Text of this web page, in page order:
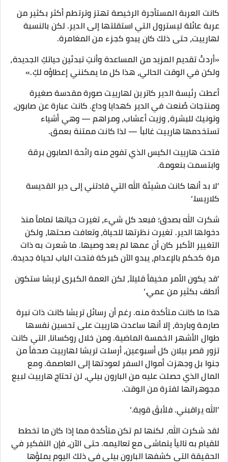
كانت العربة المستأجرة الرخيصة تهتز وترتطم أكثر بكثير من
عربة عائلة ليسترول التي استقلتها إلى الدير. لكن بالنسبة
لهارييت، حتى ذلك كان يبدو كجزء من المغامرة.
​«أردتُ تقديم المزيد من المساعدة وأنتِ تبدئين حياتكِ الجديدة،
ولكن في الوقت الحالي، هذا كل ما يمكنني إعطاؤه لكِ.»
أعطت رئيسة الدير كاترين لهارييت صورة مقدسة صغيرة
ومنتجات صُنعت في الدير كهدايا وداع. كانت عبارة عن صابون،
وتونيك للبشرة، وزيت أعشاب، ومراهم — وهي أشياء
تستخدمها هارييت غالباً — لذا كانت ممتنة بعمق.
​فتحت هارييت الكيس الذي تفوح منه رائحة الصابون برقة
وابتسمت بنعومة.
’لا بد أنها كانت مشيئة الله التي قادتني إلى دير القديسة
كلاريسا.‘
شكرت الله بصدق؛ فبعد كل شيء، تغيرت حياتها تماماً منذ
دخولها الدير. تغيرت نظرتها للحياة، وتعافت صحتها، ولكن
التغيير الأكبر كان أن عمها لم يعد وصيها. ما شعرت به ذات
مرة كحكم بالإعدام، يبدو الآن كبركة فتحت الباب لحياة جديدة.
​’قد يكون الأمر مخيفاً قليلاً، لكن العمة الكبرى تريشا ستكون
ألطف بكثير من عمي.‘
هذا ما كانت متأكدة منه. رغم أن رسائل تريشا كانت ذات نبرة
صارمة وباردة، إلا أنها ساعدت هارييت على تحسين نفسها
طوال الأشهر الخمسة الماضية. ومن خلال روكسانا، التي كانت
تزور قصر بيلان كل أسبوعين، أرسلت تريشا لهارييت صحفاً من
جنوا بل وجهزت أموال السفر لعودتها إلى العاصمة. ومع
المال الذي حصلت عليه من البارون بيلي، لن تحتاج هارييت لبيع
مجوهراتها لفترة من الوقت.
​’الله يراقبني. فلأبقَ قوية.‘
لقد شكرت الله، لكنها لم تكن متأكدة مما إذا كان ما تخطط
للقيام به تالياً يتماشى مع تعاليمه. حتى الآن، فإن التفكير في
الحقيقة التي كشفها البارون بيلي في ذلك اليوم يملؤها